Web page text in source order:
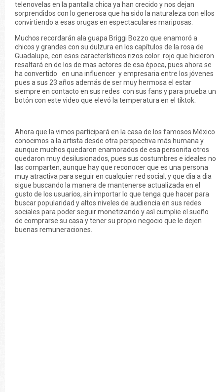
telenovelas en la pantalla chica ya han crecido y nos dejan
sorprendidos con lo generosa que ha sido la naturaleza con ellos
convirtiendo a esas orugas en espectaculares mariposas.
Muchos recordarán ala guapa Briggi Bozzo que enamoró a
chicos y grandes con su dulzura en los capítulos de la rosa de
Guadalupe, con esos característicos rizos color rojo que hicieron
resaltará en de los de mas actores de esa época, pues ahora se
ha convertido en una influencer y empresaria entre los jóvenes
pues a sus 23 años además de ser muy hermosa el estar
siempre en contacto en sus redes con sus fans y para prueba un
botón con este video que elevó la temperatura en el tiktok.
Ahora que la vimos participará en la casa de los famosos México
conocimos a la artista desde otra perspectiva más humana y
aunque muchos quedaron enamorados de esa personita otros
quedaron muy desilusionados, pues sus costumbres e ideales no
las comparten, aunque hay que reconocer que es una persona
muy atractiva para seguir en cualquier red social, y que dia a dia
sigue buscando la manera de mantenerse actualizada en el
gusto de los usuarios, sin importar lo que tenga que hacer para
buscar popularidad y altos niveles de audiencia en sus redes
sociales para poder seguir monetizando y asì cumplie el sueño
de comprarse su casa y tener su propio negocio que le dejen
buenas remuneraciones.